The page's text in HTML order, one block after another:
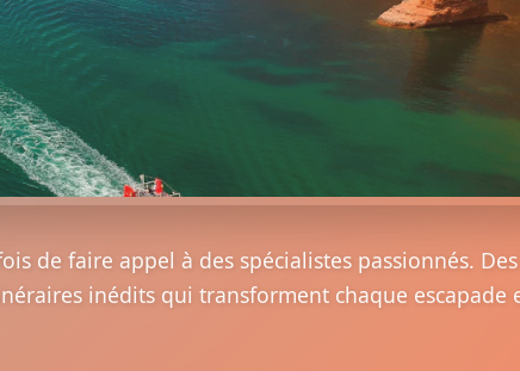
de faire appel à des spécialistes passionnés. Des
inédits qui transforment chaque escapade